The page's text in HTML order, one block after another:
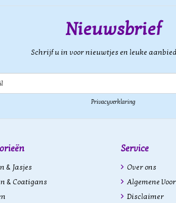
Nieuwsbrief
Schrijf u in voor nieuwtjes en leuke
Privacyverklaring
& Jasjes
& Coatigans
Service
Over ons
Algemene
Disclaimer